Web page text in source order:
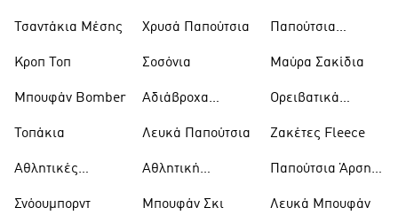
Τσαντάκια Μέσης
Κροπ Τοπ
Μπουφάν Bomber
Τοπάκια
Αθλητικές
Σνόουμπορντ
Χρυσά Παπούτσια
Σοσόνια
Αδιάβροχα
Λευκά Παπούτσια
Αθλητική
Μπουφάν Σκι
Παπούτσια
Μαύρα Σακίδια
Ορειβατικά
Ζακέτες Fleece
Παπούτσια Άρσης
Λευκά Μπουφάν